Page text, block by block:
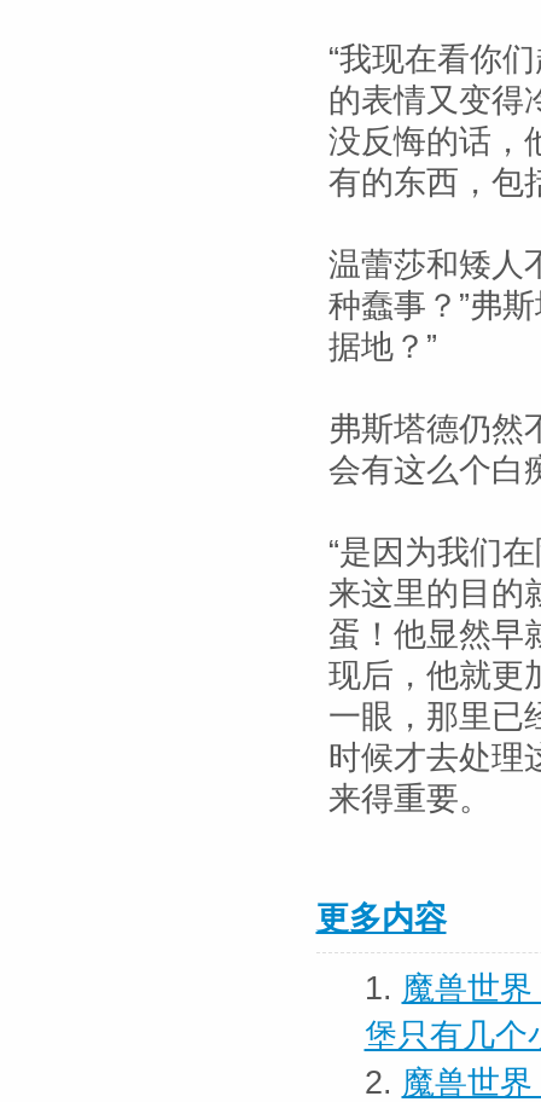
“我现在看你
的表情又变得
没反悔的话，
有的东西，包
温蕾莎和矮人
种蠢事？”弗
据地？”
弗斯塔德仍然
会有这么个白
“是因为我们
来这里的目的
蛋！他显然早
现后，他就更
一眼，那里已
时候才去处理
来得重要。
更多内容
1. 魔兽世
堡只有几个
2. 魔兽世